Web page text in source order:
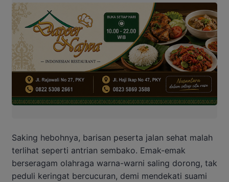
Saking hebohnya, barisan peserta jalan sehat malah
terlihat seperti antrian sembako. Emak-emak
berseragam olahraga warna-warni saling dorong, tak
peduli keringat bercucuran, demi mendekati suami